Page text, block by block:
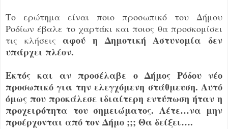
Το ερώτημα είναι ποιο προσωπικό του Δήμου
Ροδίων έβαλε το χαρτάκι και ποιος θα προσκομίσει
τις κλήσεις αφού η Δημοτική Αστυνομία δεν
υπάρχει πλέον.
Εκτός και αν προσέλαβε ο Δήμος Ρόδου νέο
προσωπικό για την ελεγχόμενη στάθμευση. Αυτό
όμως που προκάλεσε ιδιαίτερη εντύπωση ήταν η
προχειρότητα του σημειώματος. Λέτε…να μην
προέρχονται από τον Δήμο ;;; Θα δείξει….